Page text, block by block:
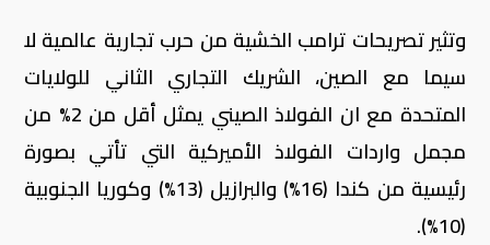
وتثير تصريحات ترامب الخشية من حرب تجارية عالمية لا
سيما مع الصين، الشريك التجاري الثاني للولايات
المتحدة مع ان الفولاذ الصيني يمثل أقل من 2% من
مجمل واردات الفولاذ الأميركية التي تأتي بصورة
رئيسية من كندا (16%) والبرازيل (13%) وكوريا الجنوبية
(10%).